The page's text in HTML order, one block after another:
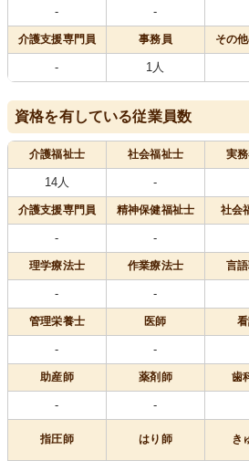
- -
介護支援専門員 事務員 その
- 1人
資格を有している従業員数
介護福祉士 社会福祉士 実
14人 -
介護支援専門員 精神保健福祉士 社会
- -
理学療法士 作業療法士 言
- -
管理栄養士 医師
- -
助産師 薬剤師 歯
- -
指圧師 はり師 き